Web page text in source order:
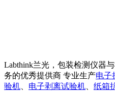
Labthink兰光，包装检测仪器
务的优秀提供商 专业生产电子
验机
电子剥离试验机
纸箱